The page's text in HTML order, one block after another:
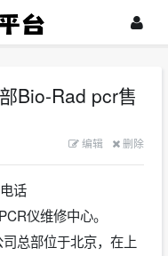
Bio-Rad pcr售
编辑 删除
话
仪维修中心。
总部位于北京，在上